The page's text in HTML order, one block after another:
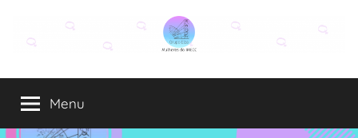
conteúdo
Grupo
Elza
Elza
é
Menu